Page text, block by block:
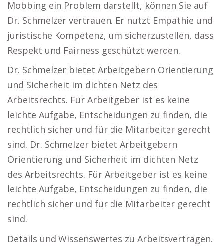
Mobbing ein Problem darstellt, können Sie auf
Dr. Schmelzer vertrauen. Er nutzt Empathie und
juristische Kompetenz, um sicherzustellen, dass
Respekt und Fairness geschützt werden.
Dr. Schmelzer bietet Arbeitgebern Orientierung
und Sicherheit im dichten Netz des
Arbeitsrechts. Für Arbeitgeber ist es keine
leichte Aufgabe, Entscheidungen zu finden, die
rechtlich sicher und für die Mitarbeiter gerecht
sind. Dr. Schmelzer bietet Arbeitgebern
Orientierung und Sicherheit im dichten Netz
des Arbeitsrechts. Für Arbeitgeber ist es keine
leichte Aufgabe, Entscheidungen zu finden, die
rechtlich sicher und für die Mitarbeiter gerecht
sind.
Details und Wissenswertes zu Arbeitsverträgen.